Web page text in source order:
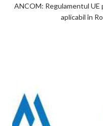
ANCOM: Regulamentul
aplicabil în